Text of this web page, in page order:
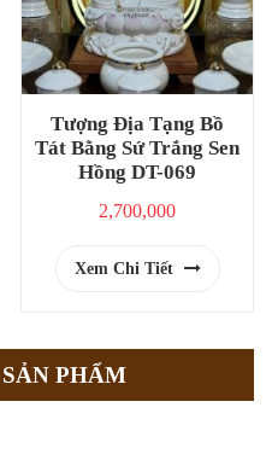
Tượng Địa Tạng Bồ
Tát Bằng Sứ Trắng Sen
Hồng DT-069
2,700,000
Xem Chi Tiết
PHẨM